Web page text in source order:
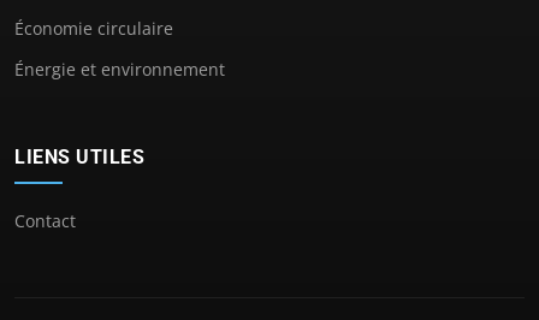
Économie circulaire
Énergie et environnement
LIENS UTILES
Contact